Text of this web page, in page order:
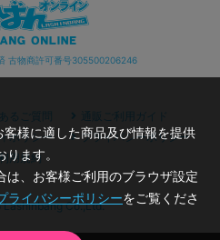
古物商許可番号305500206246
るご質問
通販ご利用ガイド
ポリシー
プライバシーポリシー
用規約
Co.,Ltd.
様に適した商品及び情報を提供
ます。
、お客様ご利用のブラウザ設定
ライバシーポリシーをご覧くださ